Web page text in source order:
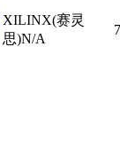
XILINX(赛灵
思)N/A